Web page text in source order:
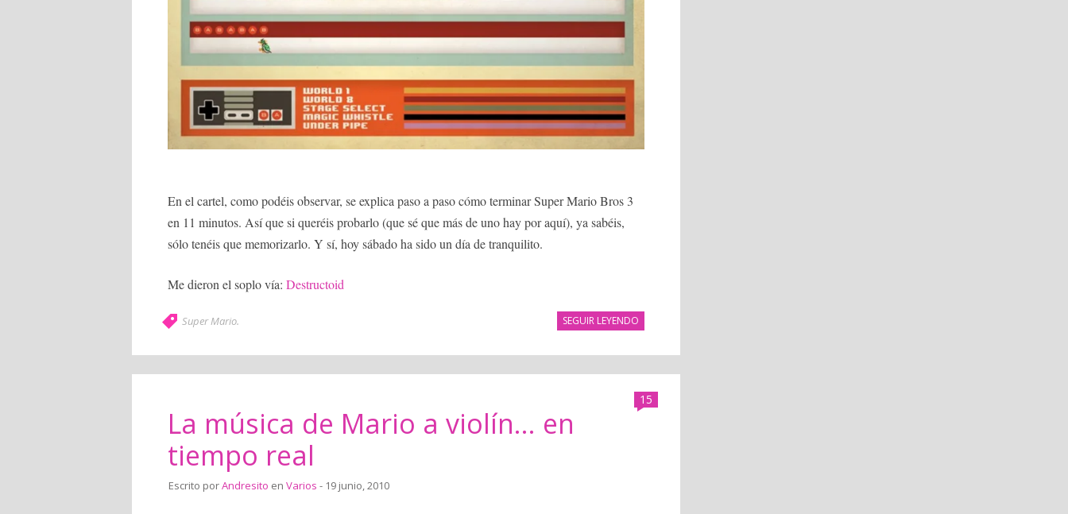
En el cartel, como podéis observar, se explica paso a paso cómo terminar Super Mario Bros 3
en 11 minutos. Así que si queréis probarlo (que sé que más de uno hay por aquí), ya sabéis,
sólo tenéis que memorizarlo. Y sí, hoy sábado ha sido un día de tranquilito.
Me dieron el soplo vía: Destructoid
SEGUIR LEYENDO
Super Mario.
15
La música de Mario a violín... en
tiempo real
Escrito porAndresito en Varios - 19 junio, 2010